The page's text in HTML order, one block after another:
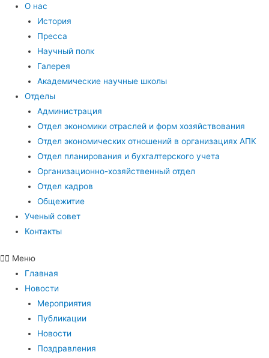
О нас
История
Пресса
Научный полк
Галерея
Академические научные школы
Отделы
Администрация
Отдел экономики отраслей и форм хозяйствования
Отдел экономических отношений в организациях АПК
Отдел планирования и бухгалтерского учета
Организационно-хозяйственный отдел
Отдел кадров
Общежитие
Ученый совет
Контакты
Меню
Главная
Новости
Мероприятия
Публикации
Новости
Поздравления